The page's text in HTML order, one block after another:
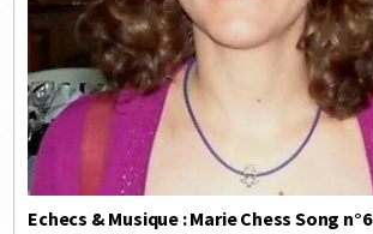
Echecs & Musique : Marie Chess Song n°6